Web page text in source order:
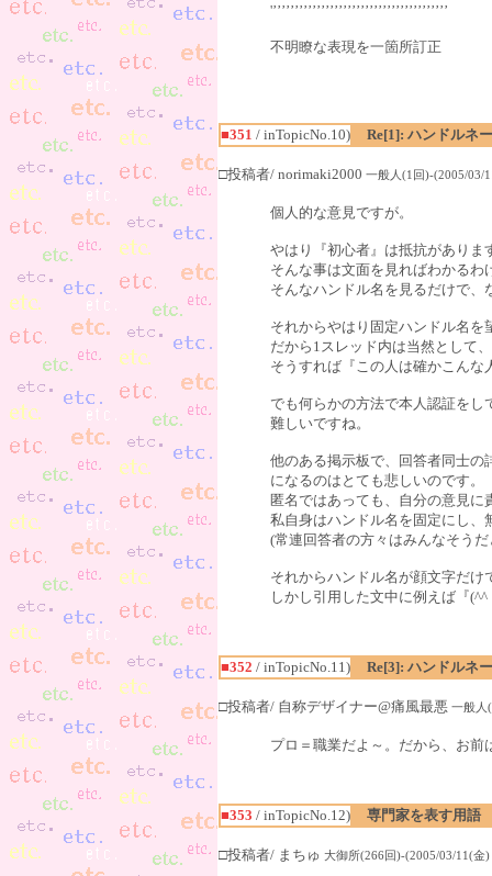
'’’’’’’’’’’’’’’’’’’’’’’’’’’’’’’’’’’’’’’’’
不明瞭な表現を一箇所訂正
■351 / inTopicNo.10) Re[1]: ハンドルネ
□投稿者/ norimaki2000 一般人(1回)-(2005/03/
個人的な意見ですが。
やはり『初心者』は抵抗がありま
そんな事は文面を見ればわかる
そんなハンドル名を見るだけで
それからやはり固定ハンドル名を
だから1スレッド内は当然として
そうすれば『この人は確かこん
でも何らかの方法で本人認証をし
難しいですね。
他のある掲示板で、回答者同士の
になるのはとても悲しいのです。
匿名ではあっても、自分の意見に
私自身はハンドル名を固定にし、
(常連回答者の方々はみんなそう
それからハンドル名が顔文字だ
しかし引用した文中に例えば『
■352 / inTopicNo.11) Re[3]: ハンドルネ
□投稿者/ 自称デザイナー@痛風最悪 一般人
プロ＝職業だよ～。だから、お前
■353 / inTopicNo.12) 専門家を表す用語
□投稿者/ まちゅ 大御所(266回)-(2005/03/11(金